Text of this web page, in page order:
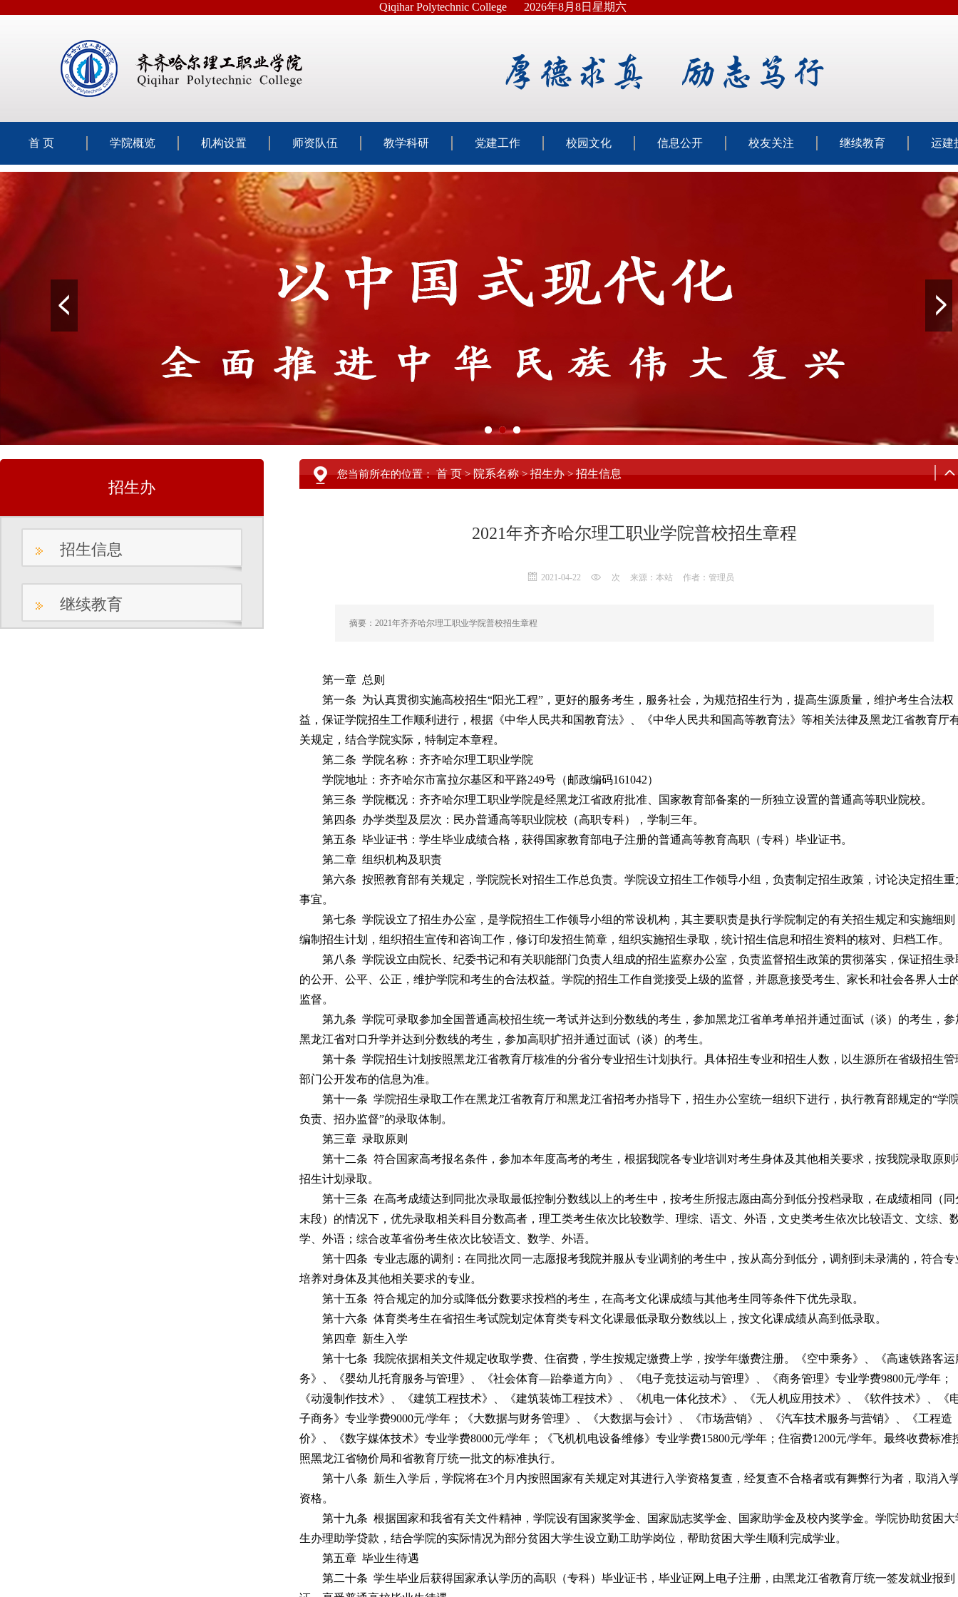
Qiqihar Polytechnic College 2026年8月8日星期六
首 页 学院概览 机构设置 师资队伍 教学科研 党建工作 校园文化 信息公开 校友关注 继续教育 运建
招生办
招生信息
继续教育
您当前所在的位置：首 页>院系名称>招生办>招生信息
2021年齐齐哈尔理工职业学院普校招生章程
2021-04-22 次 来源：本站 作者：管理员
摘要：2021年齐齐哈尔理工职业学院普校招生章程
第一章 总则
第一条 为认真贯彻实施高校招生“阳光工程”，更好的服务考生，服务社会，为规范招生行为，提高生源质量，维护考生合法权
益，保证学院招生工作顺利进行，根据《中华人民共和国教育法》、《中华人民共和国高等教育法》等相关法律及黑龙江省教育厅
关规定，结合学院实际，特制定本章程。
第二条 学院名称：齐齐哈尔理工职业学院
学院地址：齐齐哈尔市富拉尔基区和平路249号（邮政编码161042）
第三条 学院概况：齐齐哈尔理工职业学院是经黑龙江省政府批准、国家教育部备案的一所独立设置的普通高等职业院校。
第四条 办学类型及层次：民办普通高等职业院校（高职专科），学制三年。
第五条 毕业证书：学生毕业成绩合格，获得国家教育部电子注册的普通高等教育高职（专科）毕业证书。
第二章 组织机构及职责
第六条 按照教育部有关规定，学院院长对招生工作总负责。学院设立招生工作领导小组，负责制定招生政策，讨论决定招生重
事宜。
第七条 学院设立了招生办公室，是学院招生工作领导小组的常设机构，其主要职责是执行学院制定的有关招生规定和实施细则
编制招生计划，组织招生宣传和咨询工作，修订印发招生简章，组织实施招生录取，统计招生信息和招生资料的核对、归档工作。
第八条 学院设立由院长、纪委书记和有关职能部门负责人组成的招生监察办公室，负责监督招生政策的贯彻落实，保证招生录
的公开、公平、公正，维护学院和考生的合法权益。学院的招生工作自觉接受上级的监督，并愿意接受考生、家长和社会各界人士
监督。
第九条 学院可录取参加全国普通高校招生统一考试并达到分数线的考生，参加黑龙江省单考单招并通过面试（谈）的考生，参
黑龙江省对口升学并达到分数线的考生，参加高职扩招并通过面试（谈）的考生。
第十条 学院招生计划按照黑龙江省教育厅核准的分省分专业招生计划执行。具体招生专业和招生人数，以生源所在省级招生管
部门公开发布的信息为准。
第十一条 学院招生录取工作在黑龙江省教育厅和黑龙江省招考办指导下，招生办公室统一组织下进行，执行教育部规定的“学
负责、招办监督”的录取体制。
第三章 录取原则
第十二条 符合国家高考报名条件，参加本年度高考的考生，根据我院各专业培训对考生身体及其他相关要求，按我院录取原则
招生计划录取。
第十三条 在高考成绩达到同批次录取最低控制分数线以上的考生中，按考生所报志愿由高分到低分投档录取，在成绩相同（同
末段）的情况下，优先录取相关科目分数高者，理工类考生依次比较数学、理综、语文、外语，文史类考生依次比较语文、文综、
学、外语；综合改革省份考生依次比较语文、数学、外语。
第十四条 专业志愿的调剂：在同批次同一志愿报考我院并服从专业调剂的考生中，按从高分到低分，调剂到未录满的，符合专
培养对身体及其他相关要求的专业。
第十五条 符合规定的加分或降低分数要求投档的考生，在高考文化课成绩与其他考生同等条件下优先录取。
第十六条 体育类考生在省招生考试院划定体育类专科文化课最低录取分数线以上，按文化课成绩从高到低录取。
第四章 新生入学
第十七条 我院依据相关文件规定收取学费、住宿费，学生按规定缴费上学，按学年缴费注册。《空中乘务》、《高速铁路客运
务》、《婴幼儿托育服务与管理》、《社会体育—跆拳道方向》、《电子竞技运动与管理》、《商务管理》专业学费9800元/学年；
《动漫制作技术》、《建筑工程技术》、《建筑装饰工程技术》、《机电一体化技术》、《无人机应用技术》、《软件技术》、《
子商务》专业学费9000元/学年；《大数据与财务管理》、《大数据与会计》、《市场营销》、《汽车技术服务与营销》、《工程造
价》、《数字媒体技术》专业学费8000元/学年；《飞机机电设备维修》专业学费15800元/学年；住宿费1200元/学年。最终收费标准
照黑龙江省物价局和省教育厅统一批文的标准执行。
第十八条 新生入学后，学院将在3个月内按照国家有关规定对其进行入学资格复查，经复查不合格者或有舞弊行为者，取消入
资格。
第十九条 根据国家和我省有关文件精神，学院设有国家奖学金、国家励志奖学金、国家助学金及校内奖学金。学院协助贫困大
生办理助学贷款，结合学院的实际情况为部分贫困大学生设立勤工助学岗位，帮助贫困大学生顺利完成学业。
第五章 毕业生待遇
第二十条 学生毕业后获得国家承认学历的高职（专科）毕业证书，毕业证网上电子注册，由黑龙江省教育厅统一签发就业报到